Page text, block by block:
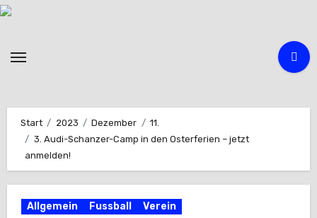
Zum
Start 2023 Dezember
11.
3. Audi-Schanzer-Camp in den Osterferien – jetzt
anmelden!
Allgemein Fussball Verein